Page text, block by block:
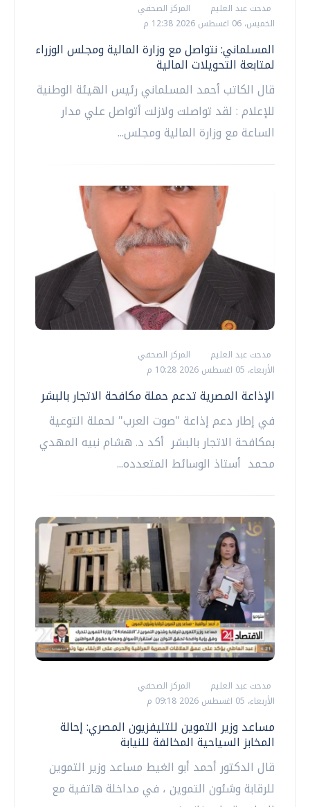
مدحت عبد العليم
المركز الصحفي
الخميس، 06 اغسطس 2026 12:38 م
المسلماني: نتواصل مع وزارة المالية ومجلس الوزراء
لمتابعة التحويلات المالية
قال الكاتب أحمد المسلماني رئيس الهيئة الوطنية
للإعلام : لقد تواصلت ولازلت أتواصل علي مدار
الساعة مع وزارة المالية ومجلس...
مدحت عبد العليم
المركز الصحفي
الأربعاء، 05 اغسطس 2026 10:28 م
الإذاعة المصرية تدعم حملة مكافحة الاتجار بالبشر
في إطار دعم إذاعة "صوت العرب" لحملة التوعية
بمكافحة الاتجار بالبشر أكد د. هشام نبيه المهدي
محمد أستاذ الوسائط المتعدده...
مدحت عبد العليم
المركز الصحفي
الأربعاء، 05 اغسطس 2026 09:18 م
مساعد وزير التموين للتليفزيون المصري: إحالة
المخابز السياحية المخالفة للنيابة
قال الدكتور أحمد أبو الغيط مساعد وزير التموين
للرقابة وشئون التموين ، في مداخلة هاتفية مع